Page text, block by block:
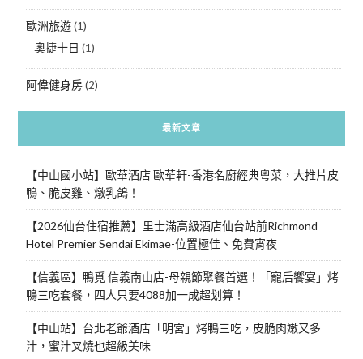
歐洲旅遊(1)
奧捷十日 (1)
阿偉健身房(2)
最新文章
【中山國小站】歐華酒店 歐華軒-香港名廚經典粵菜，大推片皮
鴨、脆皮雞、燉乳鴿！
【2026仙台住宿推薦】里士滿高級酒店仙台站前Richmond
Hotel Premier Sendai Ekimae-位置極佳、免費宵夜
【信義區】鴨覓 信義南山店-母親節聚餐首選！「寵后饗宴」烤
鴨三吃套餐，四人只要4088加一成超划算！
【中山站】台北老爺酒店「明宮」烤鴨三吃，皮脆肉嫩又多
汁，蜜汁叉燒也超級美味